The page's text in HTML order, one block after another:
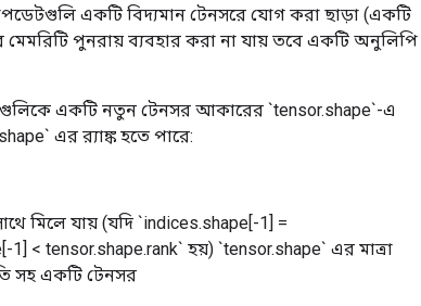
একটি বিদ্যমান টেনসরে যোগ করা ছাড়া (একটি
মেমরিটি পুনরায় ব্যবহার করা না যায় তবে একটি অনুলিপি
একটি নতুন টেনসর আকারের `tensor.shape`-এ
এর র‍্যাঙ্ক হতে পারে:
মিলে যায় (যদি `indices.shape[-1] =
1] < tensor.shape.rank` হয়) `tensor.shape` এর মাত্রা
সহ একটি টেনসর